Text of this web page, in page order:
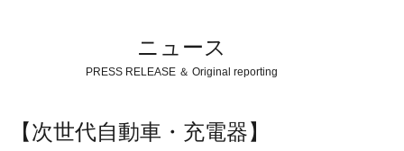
ニュース
PRESS RELEASE ＆ Original reporting
【次世代自動車・充電器】